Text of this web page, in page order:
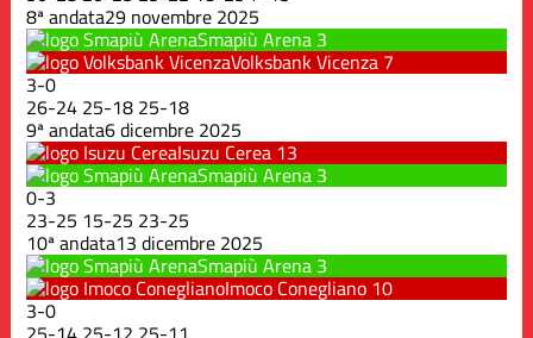
8ª andata29 novembre 2025
Smapiù Arena 3
Volksbank Vicenza 7
3-0
26-24 25-18 25-18
9ª andata6 dicembre 2025
Isuzu Cerea 13
Smapiù Arena 3
0-3
23-25 15-25 23-25
10ª andata13 dicembre 2025
Smapiù Arena 3
Imoco Conegliano 10
3-0